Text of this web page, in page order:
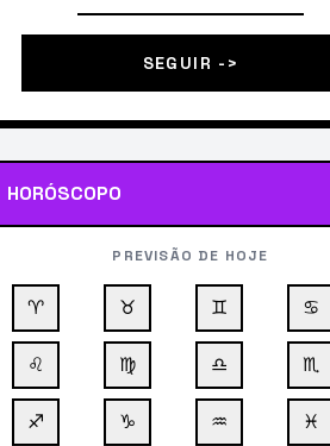
SEGUIR ->
HORÓSCOPO
PREVISÃO DE HOJE
♈ ♉ ♊ ♋
♌ ♍ ♎ ♏
♐ ♑ ♒ ♓